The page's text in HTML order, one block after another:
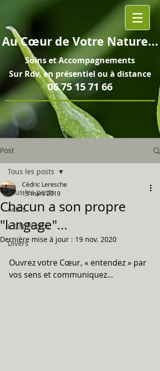
AuCœurde Votre Nature...
Soins etAccompagnements
Sur Rdv, en présentiel ou à distance
06 75 15 71 66
Post
Tous les posts
Actus
L.E.N/Photos
Divers
Tous les posts
Chacun a son propre
"langage"...
Cédric Leresche
15 mars 2019
Dernière mise à jour : 19 nov. 2020
Ouvrez votre Cœur, « entendez » par
vos sens et communiquez...